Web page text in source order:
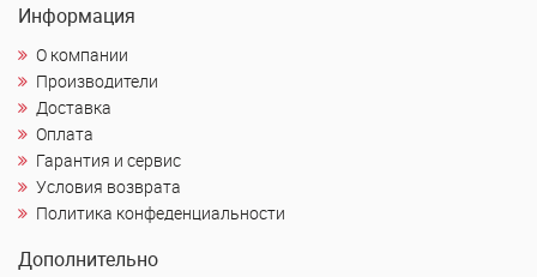
Информация
О компании
Производители
Доставка
Оплата
Гарантия и сервис
Условия возврата
Политика конфеденциальности
Дополнительно